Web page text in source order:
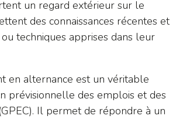
un regard extérieur sur le
des connaissances récentes et
techniques apprises dans leur
en alternance est un véritable
prévisionnelle des emplois et des
Il permet de répondre à un